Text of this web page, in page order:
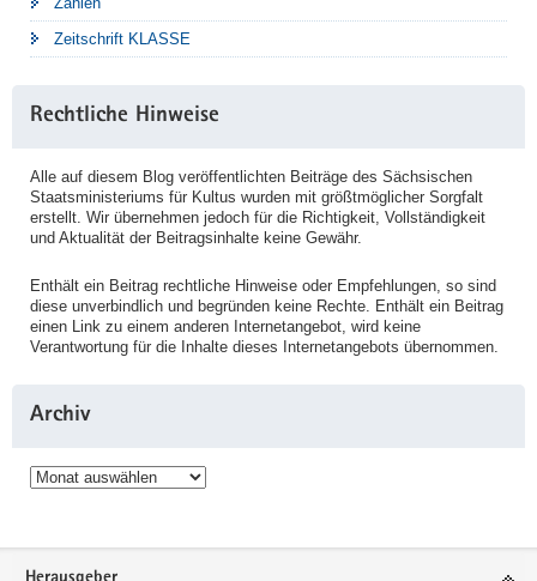
Zeitschrift KLASSE
Rechtliche Hinweise
Alle auf diesem Blog veröffentlichten Beiträge des Sächsischen
Staatsministeriums für Kultus wurden mit größtmöglicher Sorgfalt
erstellt. Wir übernehmen jedoch für die Richtigkeit, Vollständigkeit
und Aktualität der Beitragsinhalte keine Gewähr.
Enthält ein Beitrag rechtliche Hinweise oder Empfehlungen, so sind
diese unverbindlich und begründen keine Rechte. Enthält ein Beitrag
einen Link zu einem anderen Internetangebot, wird keine
Verantwortung für die Inhalte dieses Internetangebots übernommen.
Archiv
Archiv
Service